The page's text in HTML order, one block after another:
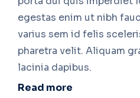
egestas enim ut nibh
varius sem id felis
pharetra velit. Aliquam
lacinia dapibus.
Read more